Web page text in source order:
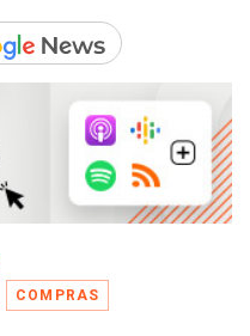
COMPRAS